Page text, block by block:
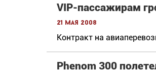
VIP-пассажирам
21 мая 2008
Контракт на
Phenom 300